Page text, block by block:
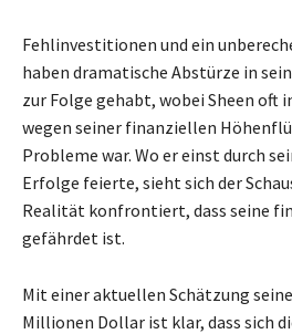
Fehlinvestitionen und ein
haben dramatische Abstürze in
zur Folge gehabt, wobei Sheen oft
wegen seiner finanziellen
Probleme war. Wo er einst durch
Erfolge feierte, sieht sich der
Realität konfrontiert, dass seine
gefährdet ist.
Mit einer aktuellen Schätzung
Millionen Dollar ist klar, dass sich